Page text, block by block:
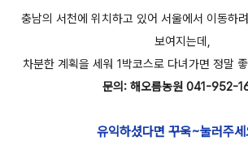
충남의 서천에 위치하고 있어 서울에서 이동하
보여지는데,
차분한 계획을 세워 1박코스로 다녀가면 정말
문의: 해오름농원 041-952-
유익하셨다면 꾸욱~눌러주